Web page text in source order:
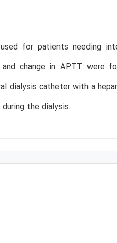
for patients needing
change in APTT were
dialysis catheter with a
the dialysis.